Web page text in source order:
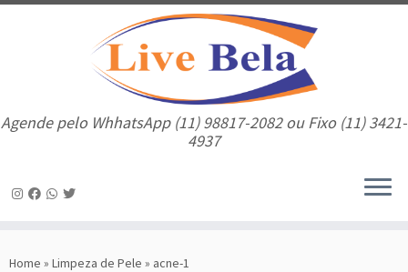
to
Agende pelo WhhatsApp (11) 98817-2082 ou Fixo (11) 3421-
4937
Home » Limpeza de Pele » acne-1